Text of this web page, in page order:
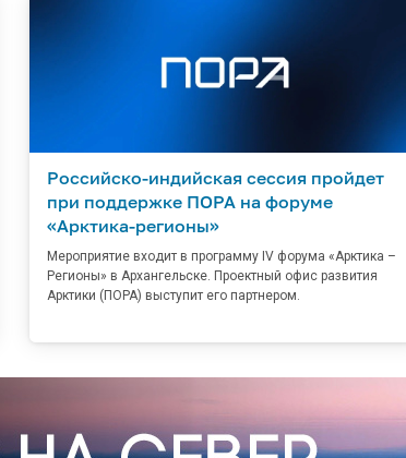
Российско-индийская сессия пройдет
при поддержке ПОРА на форуме
«Арктика-регионы»
Мероприятие входит в программу IV форума «Арктика –
Регионы» в Архангельске. Проектный офис развития
Арктики (ПОРА) выступит его партнером.